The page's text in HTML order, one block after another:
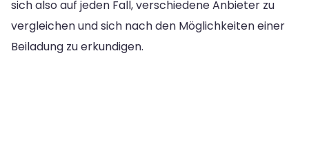
sich also auf jeden Fall, verschiedene Anbieter zu
vergleichen und sich nach den Möglichkeiten einer
Beiladung zu erkundigen.